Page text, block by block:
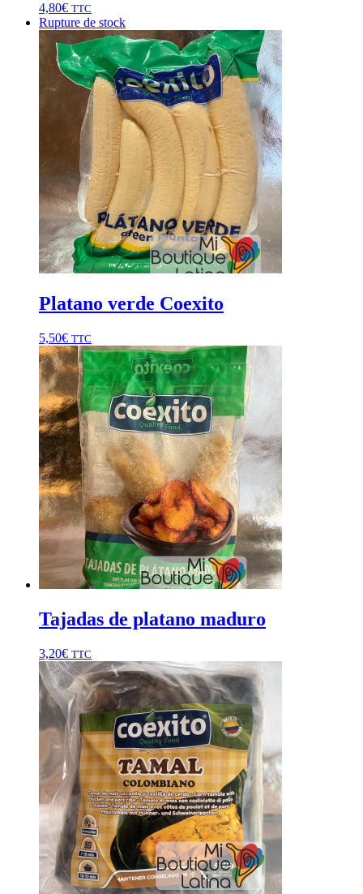
4,80€ TTC
Rupture de stock
Platano verde Coexito
5,50€ TTC
Tajadas de platano maduro
3,20€ TTC